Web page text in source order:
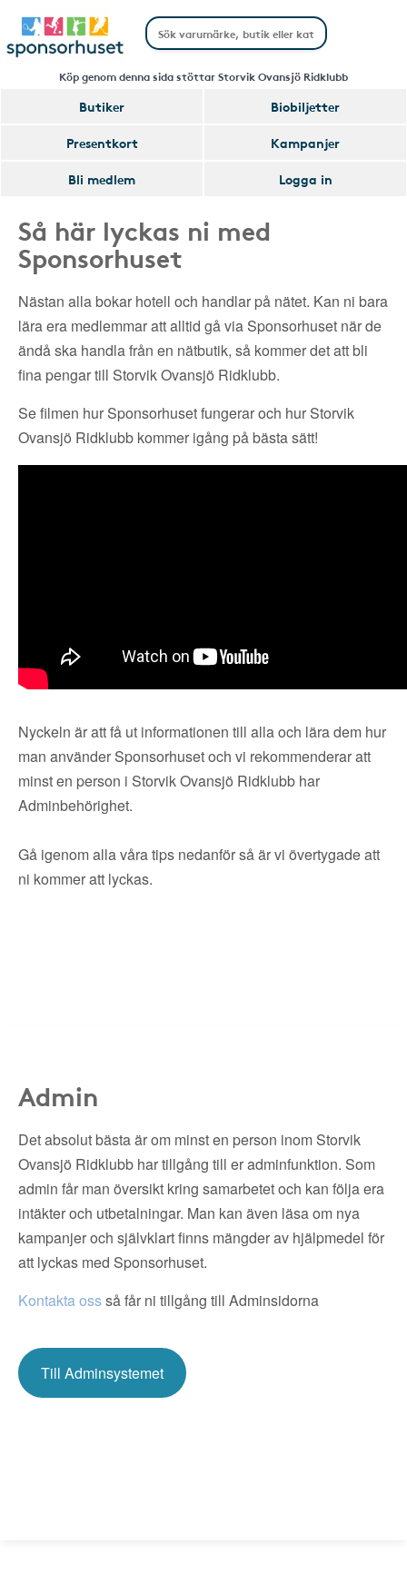
Köp genom denna sida stöttar Storvik Ovansjö Ridklubb
Butiker
Biobiljetter
Presentkort
Kampanjer
Bli medlem
Logga in
Så här lyckas ni med
Sponsorhuset
Nästan alla bokar hotell och handlar på nätet. Kan ni bara
lära era medlemmar att alltid gå via Sponsorhuset när de
ändå ska handla från en nätbutik, så kommer det att bli
fina pengar till Storvik Ovansjö Ridklubb.
Se filmen hur Sponsorhuset fungerar och hur Storvik
Ovansjö Ridklubb kommer igång på bästa sätt!
Nyckeln är att få ut informationen till alla och lära dem hur
man använder Sponsorhuset och vi rekommenderar att
minst en person i Storvik Ovansjö Ridklubb har
Adminbehörighet.
Gå igenom alla våra tips nedanför så är vi övertygade att
ni kommer att lyckas.
Admin
Det absolut bästa är om minst en person inom Storvik
Ovansjö Ridklubb har tillgång till er adminfunktion. Som
admin får man översikt kring samarbetet och kan följa era
intäkter och utbetalningar. Man kan även läsa om nya
kampanjer och självklart finns mängder av hjälpmedel för
att lyckas med Sponsorhuset.
Kontakta ossså får ni tillgång till Adminsidorna
Till Adminsystemet